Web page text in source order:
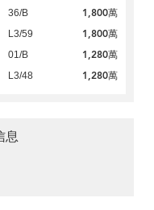
36/B 1,800萬
L3/59 1,800萬
01/B 1,280萬
L3/48 1,280萬
息